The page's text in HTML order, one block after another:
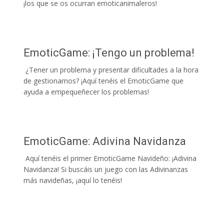
¡los que se os ocurran emoticanimaleros!
EmoticGame: ¡Tengo un problema!
¿Tener un problema y presentar dificultades a la hora
de gestionarnos? ¡Aquí tenéis el EmoticGame que
ayuda a empequeñecer los problemas!
EmoticGame: Adivina Navidanza
Aquí tenéis el primer EmoticGame Navideño: ¡Adivina
Navidanza! Si buscáis un juego con las Adivinanzas
más navideñas, ¡aquí lo tenéis!